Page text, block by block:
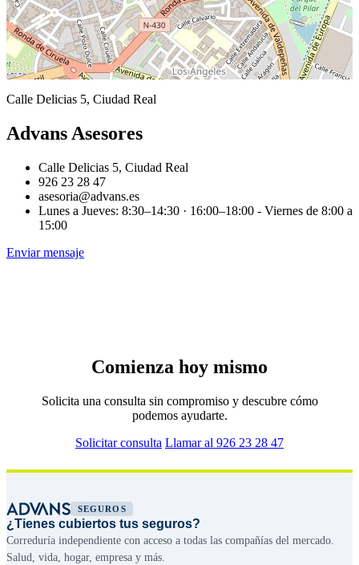
Calle Delicias 5, Ciudad Real
Advans Asesores
Calle Delicias 5, Ciudad Real
926 23 28 47
asesoria@advans.es
Lunes a Jueves: 8:30–14:30 · 16:00–18:00 - Viernes de 8:00 a
15:00
Enviar mensaje
Comienza hoy mismo
Solicita una consulta sin compromiso y descubre cómo
podemos ayudarte.
Solicitar consulta Llamar al 926 23 28 47
SEGUROS
¿Tienes cubiertos tus seguros?
Correduría independiente con acceso a todas las compañías del mercado.
Salud, vida, hogar, empresa y más.